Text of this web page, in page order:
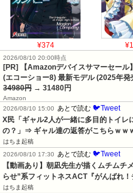
¥374
2026/08/10 20:00時点
[PR] 【Amazonデバイスサマーセー
(エコーショー8) 最新モデル (2025年
34980円 → 31480円
Amazon
2026/08/10 15:00
あとで読む 🐦Tweet
X民「ギャル2人が一緒に多目的トイレ
の？」⇒ ギャル達の返答がこちらｗｗ
はちま起稿
2026/08/10 17:30
あとで読む 🐦Tweet
【動画あり】朝凪先生が描くムチム
らせ”系フィットネスACT『がんばれ
はちま起稿